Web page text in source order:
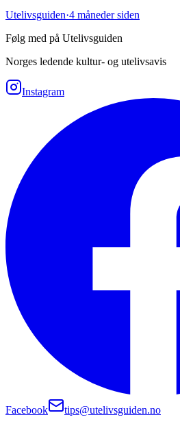
Utelivsguiden·4 måneder siden
Følg med på Utelivsguiden
Norges ledende kultur- og utelivsavis
Instagram
Facebook tips@utelivsguiden.no